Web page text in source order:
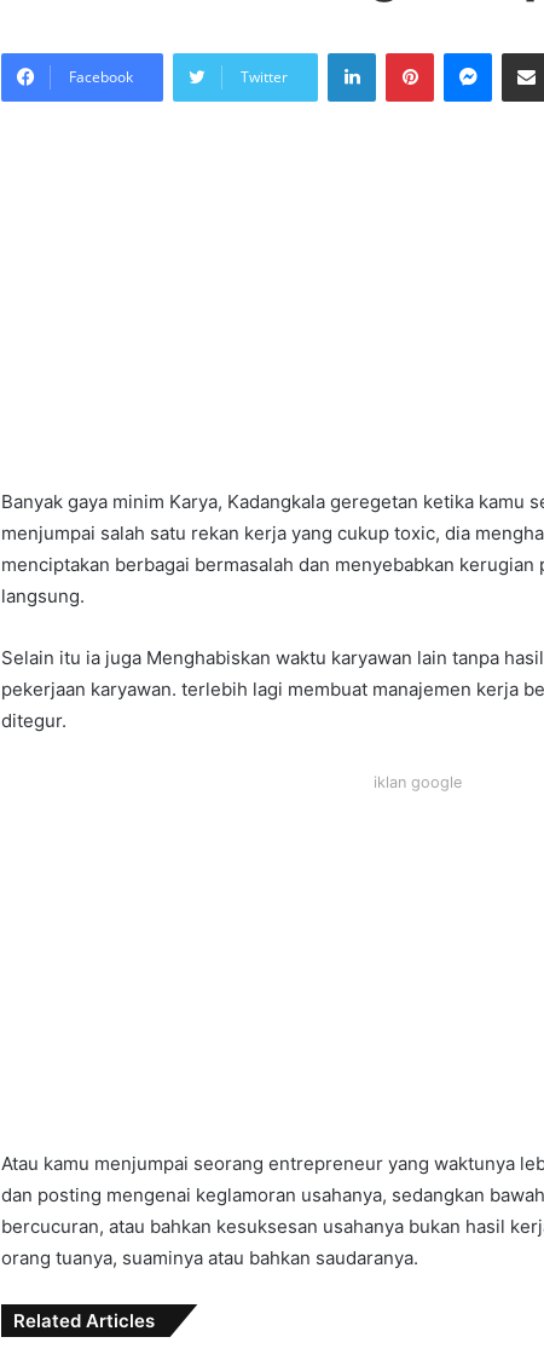
Facebook Twitter
LinkedInPinterest
Banyak gaya minim Karya, Kadangkala geregetan ketika kamu
menjumpai salah satu rekan kerja yang cukup toxic, dia
menciptakan berbagai bermasalah dan menyebabkan kerugian
langsung.
Selain itu ia juga Menghabiskan waktu karyawan lain tanpa
pekerjaan karyawan. terlebih lagi membuat manajemen kerja
ditegur.
iklan google
Atau kamu menjumpai seorang entrepreneur yang waktunya
dan posting mengenai keglamoran usahanya, sedangkan
bercucuran, atau bahkan kesuksesan usahanya bukan hasil
orang tuanya, suaminya atau bahkan saudaranya.
Related Articles